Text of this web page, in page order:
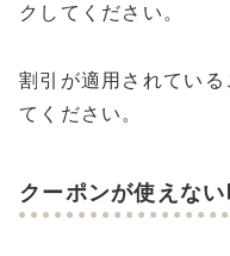
クしてください。
割引が適用されてい
てください。
クーポンが使えな